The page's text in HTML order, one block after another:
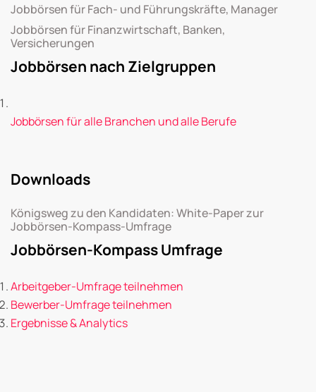
Jobbörsen für Fach- und Führungskräfte, Manager
Jobbörsen für Finanzwirtschaft, Banken,
Versicherungen
Jobbörsen nach Zielgruppen
Jobbörsen für alle Branchen und alle Berufe
Downloads
Königsweg zu den Kandidaten: White-Paper zur
Jobbörsen-Kompass-Umfrage
Jobbörsen-Kompass Umfrage
Arbeitgeber-Umfrage teilnehmen
Bewerber-Umfrage teilnehmen
Ergebnisse & Analytics